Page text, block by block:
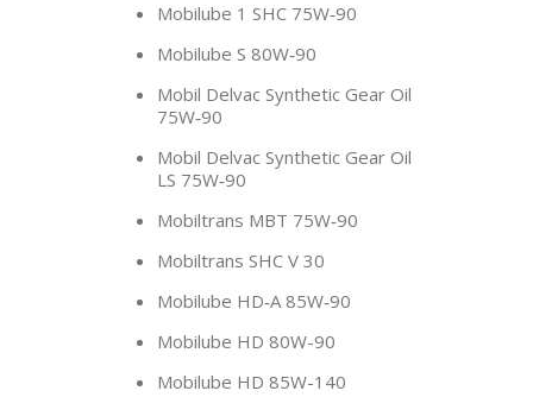
Mobilube 1 SHC 75W‑90
Mobilube S 80W‑90
Mobil Delvac Synthetic Gear Oil
75W‑90
Mobil Delvac Synthetic Gear Oil
LS 75W‑90
Mobiltrans MBT 75W‑90
Mobiltrans SHC V 30
Mobilube HD‑A 85W‑90
Mobilube HD 80W-90
Mobilube HD 85W-140